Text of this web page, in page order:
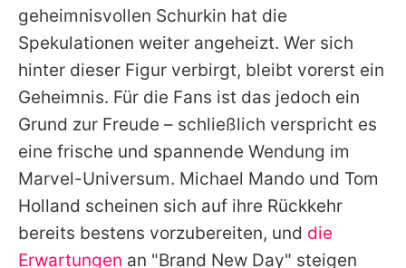
geheimnisvollen Schurkin hat die
Spekulationen weiter angeheizt. Wer sich
hinter dieser Figur verbirgt, bleibt vorerst ein
Geheimnis. Für die Fans ist das jedoch ein
Grund zur Freude – schließlich verspricht es
eine frische und spannende Wendung im
Marvel-Universum. Michael Mando und Tom
Holland scheinen sich auf ihre Rückkehr
bereits bestens vorzubereiten, und die
Erwartungen an "Brand New Day" steigen